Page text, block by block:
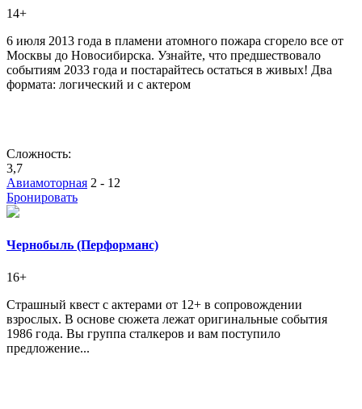
14+
6 июля 2013 года в пламени атомного пожара сгорело все от
Москвы до Новосибирска. Узнайте, что предшествовало
событиям 2033 года и постарайтесь остаться в живых! Два
формата: логический и с актером
Сложность:
3,7
Авиамоторная 2 - 12
Бронировать
Чернобыль (Перформанс)
16+
Страшный квест с актерами от 12+ в сопровождении
взрослых. В основе сюжета лежат оригинальные события
1986 года. Вы группа сталкеров и вам поступило
предложение...